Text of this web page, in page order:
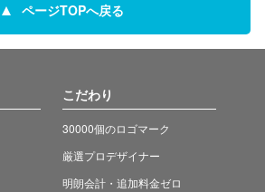
ページTOPへ戻る
こだわり
30000個のロゴマーク
厳選プロデザイナー
明朗会計・追加料金ゼロ